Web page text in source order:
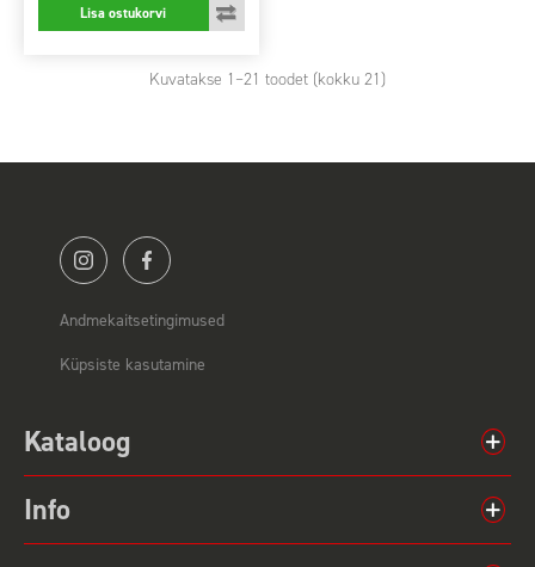
Lisa ostukorvi
Kuvatakse 1 –21 toodet (kokku 21)
Kataloog
Info
Andmekaitsetingimused
Küpsiste kasutamine